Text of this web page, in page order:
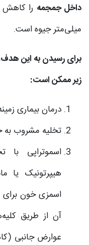
داخل جمجمه
میلی‌متر جیوه است.
برای رسیدن به این
زیر ممکن است:
درمان بیماری
تخلیه مشروب به
اسموتراپی با
هیپرتونیک یا
اسمزی خون برای
آن از طریق
عوارض جانبی